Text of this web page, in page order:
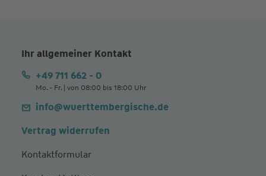
Ihr allgemeiner Kontakt
+49 711 662 - 0
Mo. - Fr. | von 08:00 bis 18:00 Uhr
info@wuerttembergische.de
Vertrag widerrufen
Kontaktformular